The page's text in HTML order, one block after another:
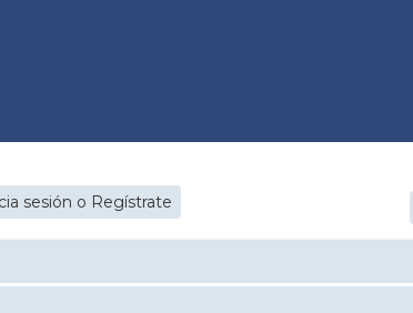
sesión o Regístrate